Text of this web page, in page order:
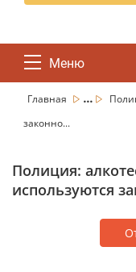
Меню
Главная ...
законно...
Полиция:
используются